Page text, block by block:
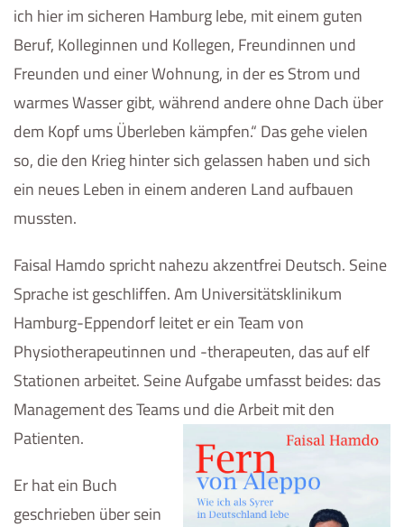
ich hier im sicheren Hamburg lebe, mit einem guten
Beruf, Kolleginnen und Kollegen, Freundinnen und
Freunden und einer Wohnung, in der es Strom und
warmes Wasser gibt, während andere ohne Dach über
dem Kopf ums Überleben kämpfen.“ Das gehe vielen
so, die den Krieg hinter sich gelassen haben und sich
ein neues Leben in einem anderen Land aufbauen
mussten.
Faisal Hamdo spricht nahezu akzentfrei Deutsch. Seine
Sprache ist geschliffen. Am Universitätsklinikum
Hamburg-Eppendorf leitet er ein Team von
Physiotherapeutinnen und -therapeuten, das auf elf
Stationen arbeitet. Seine Aufgabe umfasst beides: das
Management des Teams und die Arbeit mit den
Patienten.
Er hat ein Buch
geschrieben über sein